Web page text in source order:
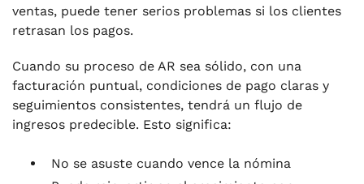
ventas, puede tener serios problemas si los clientes
retrasan los pagos.
Cuando su proceso de AR sea sólido, con una
facturación puntual, condiciones de pago claras y
seguimientos consistentes, tendrá un flujo de
ingresos predecible. Esto significa:
No se asuste cuando vence la nómina